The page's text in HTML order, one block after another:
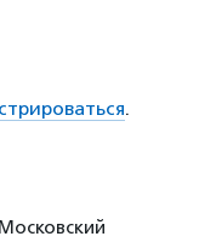
.